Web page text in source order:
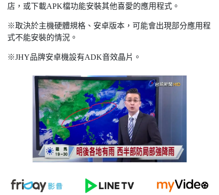
店，或下載APK檔功能安裝其他喜愛的應用程式。
※取決於主機硬體規格、安卓版本，可能會出現部分應用程
式不能安裝的情況。
※JHY品牌安卓機設有ADK音效晶片。